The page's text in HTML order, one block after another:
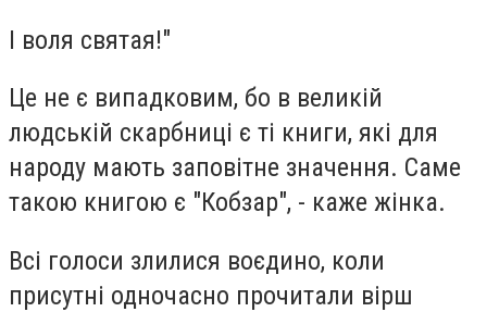
І воля святая!"
Це не є випадковим, бо в великій
людській скарбниці є ті книги, які для
народу мають заповітне значення. Саме
такою книгою є "Кобзар", - каже жінка.
Всі голоси злилися воєдино, коли
присутні одночасно прочитали вірш